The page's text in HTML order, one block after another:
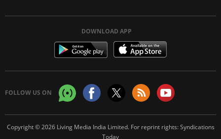
DOWNLOAD APP
FOLLOW US ON
Copyright © 2026 Living Media India Limited. For reprint rights:Syndications
Today